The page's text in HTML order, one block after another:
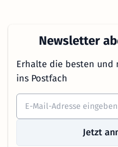
Newsletter
Erhalte die besten und
ins Postfach
Jetzt